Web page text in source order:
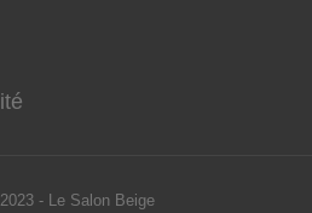
- Le Salon Beige